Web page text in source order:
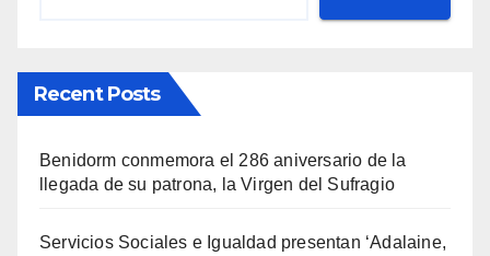
Recent Posts
Benidorm conmemora el 286 aniversario de la
llegada de su patrona, la Virgen del Sufragio
Servicios Sociales e Igualdad presentan ‘Adalaine,